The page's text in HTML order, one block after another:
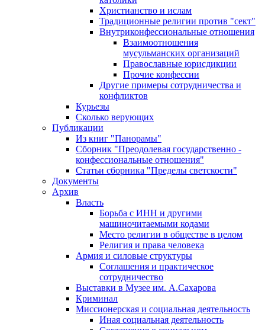
Христианство и ислам
Традиционные религии против "сект"
Внутриконфессиональные отношения
Взаимоотношения
мусульманских организаций
Православные юрисдикции
Прочие конфессии
Другие примеры сотрудничества и
конфликтов
Курьезы
Сколько верующих
Публикации
Из книг "Панорамы"
Сборник "Преодолевая государственно -
конфессиональные отношения"
Статьи сборника "Пределы светскости"
Документы
Архив
Власть
Борьба с ИНН и другими
машиночитаемыми кодами
Место религии в обществе в целом
Религия и права человека
Армия и силовые структуры
Соглашения и практическое
сотрудничество
Выставки в Музее им. А.Сахарова
Криминал
Миссионерская и социальная деятельность
Иная социальная деятельность